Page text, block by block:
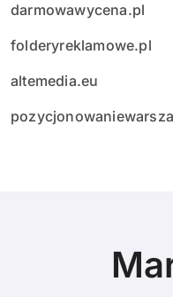
darmowawycena.pl
folderyreklamowe.pl
altemedia.eu